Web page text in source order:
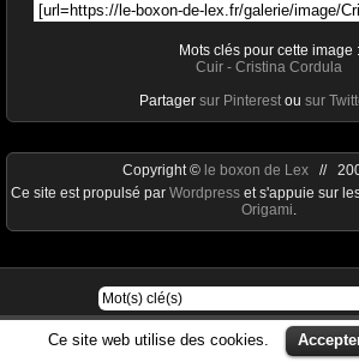
Mots clés pour cette image :
Cuir - Cristina Cordula
Partager sur Pinterest ou sur
Ce site web utilise des cookies.
Copyright © le boxon de Lex//
Ce site est propulsé par Wordpress et s'appuie sur
Origami